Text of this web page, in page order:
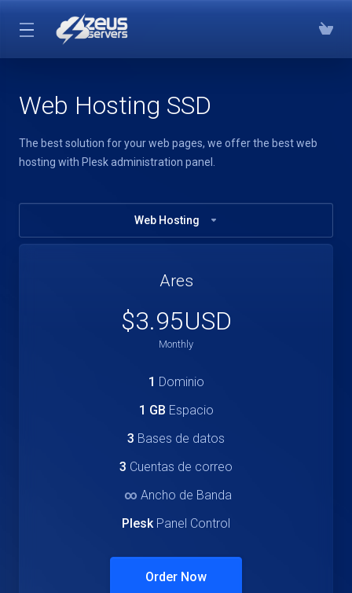
Web Hosting SSD
The best solution for your web pages, we offer the best web
hosting with Plesk administration panel.
Web Hosting
Ares
$3.95USD
Monthly
1 Dominio
1 GB Espacio
3 Bases de datos
3 Cuentas de correo
∞ Ancho de Banda
PleskPanel Control
Order Now